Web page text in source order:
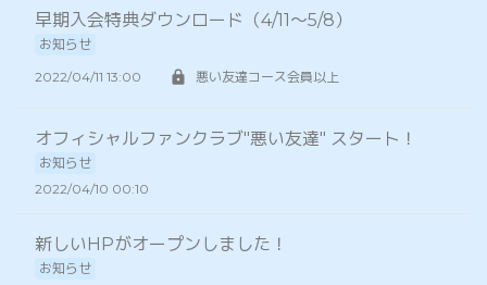
早期入会特典ダウンロード（4/11〜5/8）
お知らせ
2022/04/11 13:00
悪い友達コース会員以上
オフィシャルファンクラブ"悪い友達" スタート！
お知らせ
2022/04/10 00:10
新しいHPがオープンしました！
お知らせ